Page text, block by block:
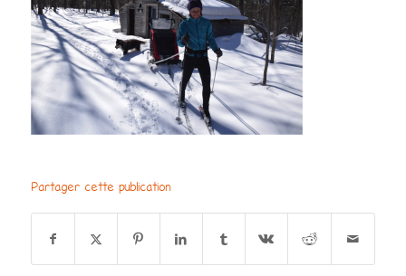
Partager cette publication